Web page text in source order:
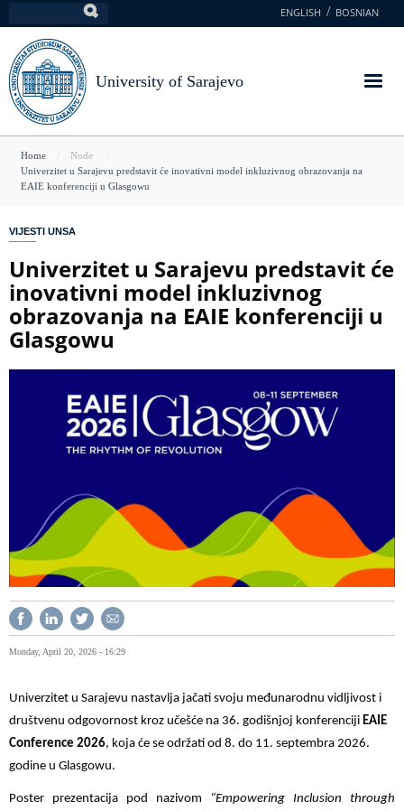
to
main
content
ENGLISH BOSNIAN
University of Sarajevo
You
are
Home
Node
Univerzitet u Sarajevu predstavit će inovativni model inkluzivnog obrazovanja na
EAIE konferenciji u Glasgowu
VIJESTI UNSA
Univerzitet u Sarajevu predstavit će
inovativni model inkluzivnog
obrazovanja na EAIE konferenciji u
Glasgowu
Monday, April 20, 2026 - 16:29
Univerzitet u Sarajevu nastavlja jačati svoju međunarodnu vidljivost i
društvenu odgovornost kroz učešće na 36. godišnjoj konferenciji EAIE
Conference 2026, koja će se održati od 8. do 11. septembra 2026.
godine u Glasgowu.
Poster prezentacija pod nazivom
“Empowering Inclusion through